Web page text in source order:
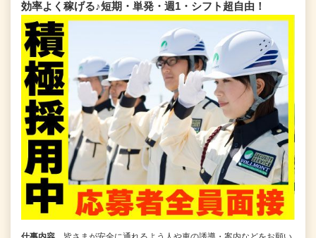
効率よく稼げる♪短期・単発・週1・シフト超自由！